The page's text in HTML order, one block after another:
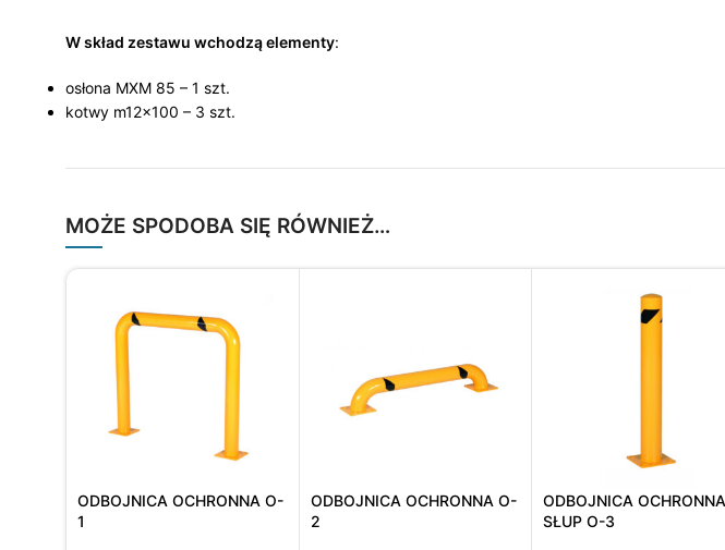
W skład zestawu wchodzą elementy:
osłona MXM 85 – 1 szt.
kotwy m12x100 – 3 szt.
MOŻE SPODOBA SIĘ RÓWNIEŻ…
ODBOJNICA OCHRONNA O-
1
ODBOJNICA OCHRONNA O-
2
ODBOJNICA OCHRONNA
SŁUP O-3